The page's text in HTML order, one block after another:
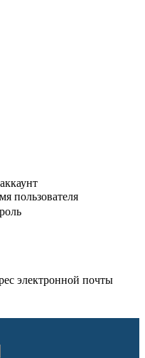
пользователя
электронной почты